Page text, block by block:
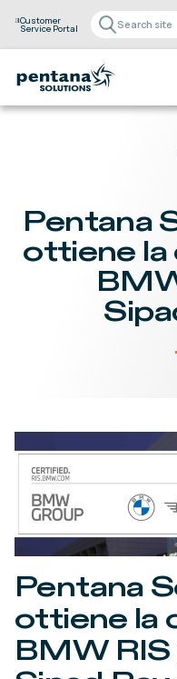
Customer
Service Portal
Pentana
ottiene la
Pentana
ottiene la
BMW RIS